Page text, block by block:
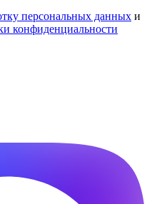
персональных данных и
конфиденциальности